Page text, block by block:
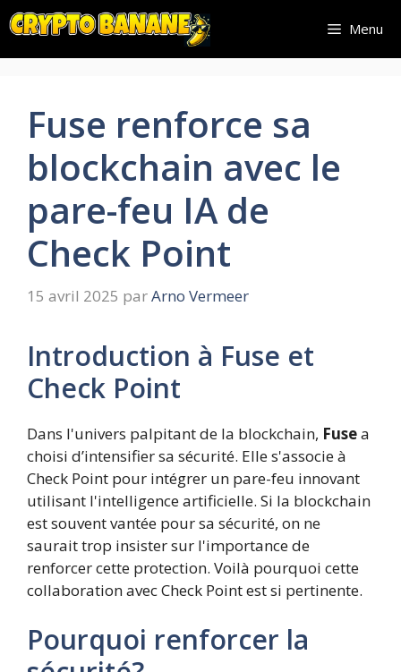
Aller
au
contenu
Menu
Fuse renforce sa
blockchain avec le
pare-feu IA de
Check Point
15 avril 2025 parArno Vermeer
Introduction à Fuse et
Check Point
Dans l'univers palpitant de la blockchain, Fusea
choisi d’intensifier sa sécurité. Elle s'associe à
Check Point pour intégrer un pare-feu innovant
utilisant l'intelligence artificielle. Si la blockchain
est souvent vantée pour sa sécurité, on ne
saurait trop insister sur l'importance de
renforcer cette protection. Voilà pourquoi cette
collaboration avec Check Point est si pertinente.
Pourquoi renforcer la